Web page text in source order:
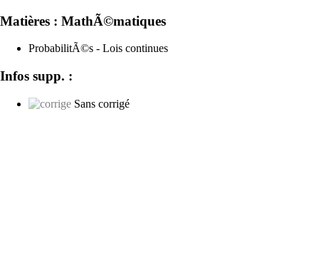
Matières : MathÃ©matiques
ProbabilitÃ©s - Lois continues
Infos supp. :
Sans corrigé